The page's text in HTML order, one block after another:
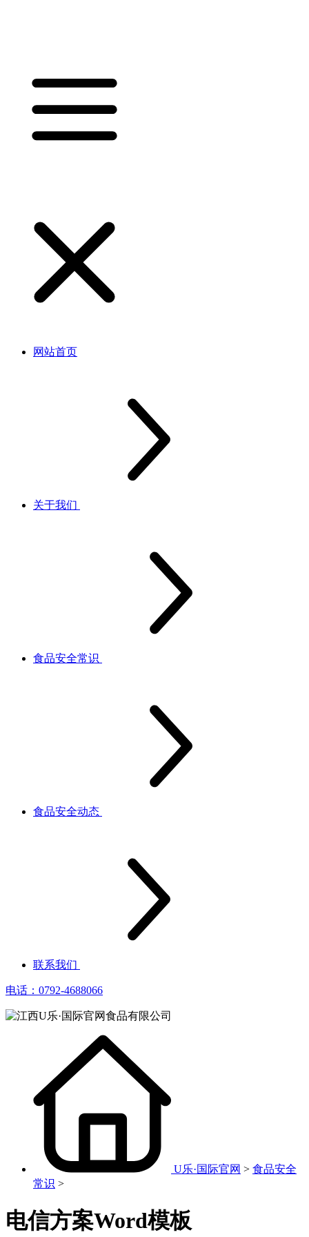
网站首页
关于我们
食品安全常识
食品安全动态
联系我们
电话：0792-4688066
U乐·国际官网 > 食品安全
常识 >
电信方案Word模板